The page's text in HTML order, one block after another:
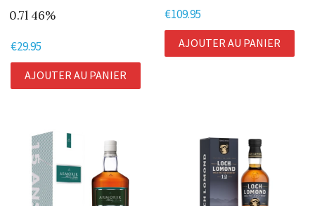
0.7l 46%
€29.95
AJOUTER AU PANIER
€109.95
AJOUTER AU PANIER